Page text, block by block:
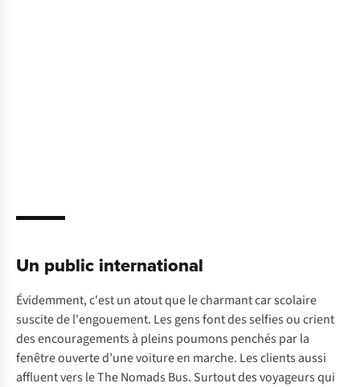
Un public international
Évidemment, c'est un atout que le charmant car scolaire
suscite de l'engouement. Les gens font des selfies ou crient
des encouragements à pleins poumons penchés par la
fenêtre ouverte d’une voiture en marche. Les clients aussi
affluent vers leThe Nomads Bus. Surtout des voyageurs qui